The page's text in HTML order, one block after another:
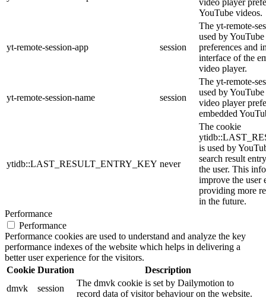
video player
YouTube videos.
yt-remote-session-app session
The yt-remote-
used by
preferences and
interface of the
video player.
yt-remote-session-name session
The yt-remote-
used by
video player
embedded
ytidb::LAST_RESULT_ENTRY_KEY never
The cookie
is used by
search result
the user. This
improve the user
providing more
in the future.
Performance
Performance
Performance cookies are used to understand and analyze the key
performance indexes of the website which helps in delivering a
better user experience for the visitors.
Cookie Duration
Description
dmvk
session
The dmvk cookie is set by Dailymotion to
record data of visitor behaviour on the website.